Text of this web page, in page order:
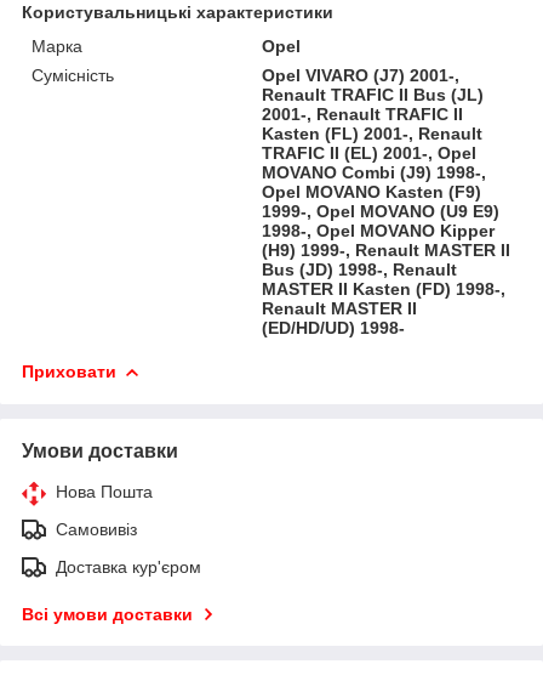
Користувальницькі характеристики
Марка
Opel
Сумісність
Opel VIVARO (J7) 2001-,
Renault TRAFIC II Bus (JL)
2001-, Renault TRAFIC II
Kasten (FL) 2001-, Renault
TRAFIC II (EL) 2001-, Opel
MOVANO Combi (J9) 1998-,
Opel MOVANO Kasten (F9)
1999-, Opel MOVANO (U9 E9)
1998-, Opel MOVANO Kipper
(H9) 1999-, Renault MASTER II
Bus (JD) 1998-, Renault
MASTER II Kasten (FD) 1998-,
Renault MASTER II
(ED/HD/UD) 1998-
Приховати
Умови доставки
Нова Пошта
Самовивіз
Доставка кур'єром
Всі умови доставки